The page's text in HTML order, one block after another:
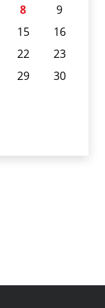
8
9
15
16
22
23
29
30